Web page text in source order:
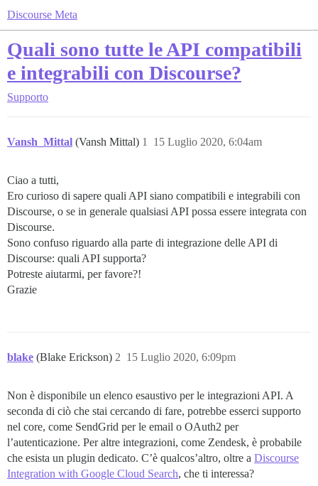
Discourse Meta
Quali sono tutte le API compatibili
e integrabili con Discourse?
Supporto
Vansh_Mittal (Vansh Mittal) 15 Luglio 2020, 6:04am
1
Ciao a tutti,
Ero curioso di sapere quali API siano compatibili e integrabili con
Discourse, o se in generale qualsiasi API possa essere integrata con
Discourse.
Sono confuso riguardo alla parte di integrazione delle API di
Discourse: quali API supporta?
Potreste aiutarmi, per favore?!
Grazie
blake (Blake Erickson) 15 Luglio 2020, 6:09pm
2
Non è disponibile un elenco esaustivo per le integrazioni API. A
seconda di ciò che stai cercando di fare, potrebbe esserci supporto
nel core, come SendGrid per le email o OAuth2 per
l’autenticazione. Per altre integrazioni, come Zendesk, è probabile
che esista un plugin dedicato. C’è qualcos’altro, oltre a Discourse
Integration with Google Cloud Search, che ti interessa?